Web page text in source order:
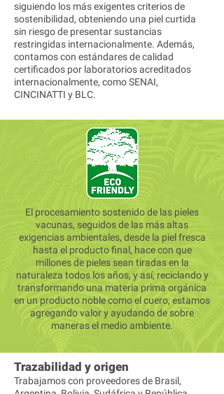
El procesamiento sostenido de las pieles
vacunas, seguidos de las más altas
exigencias ambientales, desde la piel fresca
hasta el producto final, hace con que
millones de pieles sean tiradas en la
naturaleza todos los años, y así, reciclando y
transformando una materia prima orgánica
en un producto noble como el cuero, estamos
agregando valor y ayudando de sobre
maneras el medio ambiente.
Trazabilidad y origen
Trabajamos con proveedores de Brasil,
siguiendo los más exigentes criterios de
sostenibilidad, obteniendo una piel curtida
sin riesgo de presentar sustancias
restringidas internacionalmente. Además,
contamos con estándares de calidad
certificados por laboratorios acreditados
internacionalmente, como SENAI,
CINCINATTI y BLC.